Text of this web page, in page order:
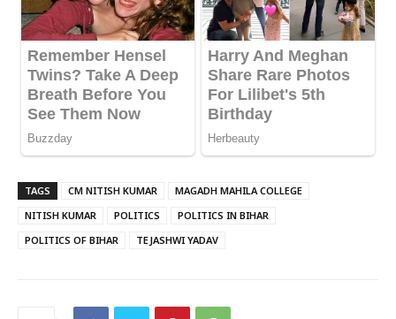
TAGS CM NITISH KUMAR
MAGADH MAHILA COLLEGE
NITISH KUMAR
POLITICS
POLITICS IN BIHAR
POLITICS OF BIHAR
TEJASHWI YADAV